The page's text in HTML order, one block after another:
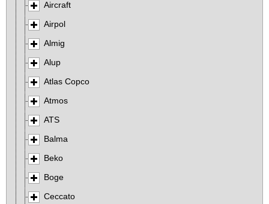
Aircraft
Airpol
Almig
Alup
Atlas Copco
Atmos
ATS
Balma
Beko
Boge
Ceccato